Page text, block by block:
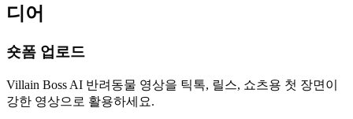
디어
숏폼 업로드
Villain Boss AI 반려동물 영상을 틱톡, 릴스, 쇼츠용 첫 장면이
강한 영상으로 활용하세요.